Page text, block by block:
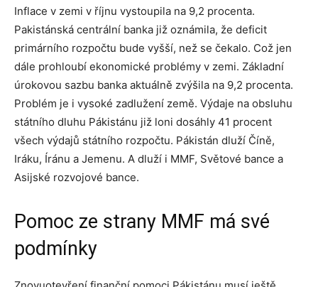
Inflace v zemi v říjnu vystoupila na 9,2 procenta.
Pakistánská centrální banka již oznámila, že deficit
primárního rozpočtu bude vyšší, než se čekalo. Což jen
dále prohloubí ekonomické problémy v zemi. Základní
úrokovou sazbu banka aktuálně zvýšila na 9,2 procenta.
Problém je i vysoké zadlužení země. Výdaje na obsluhu
státního dluhu Pákistánu již loni dosáhly 41 procent
všech výdajů státního rozpočtu. Pákistán dluží Číně,
Iráku, Íránu a Jemenu. A dluží i MMF, Světové bance a
Asijské rozvojové bance.
Pomoc ze strany MMF má své
podmínky